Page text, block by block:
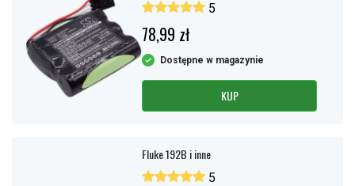
5
78,99 zł
Dostępne w magazynie
KUP
Fluke 192B i inne
5